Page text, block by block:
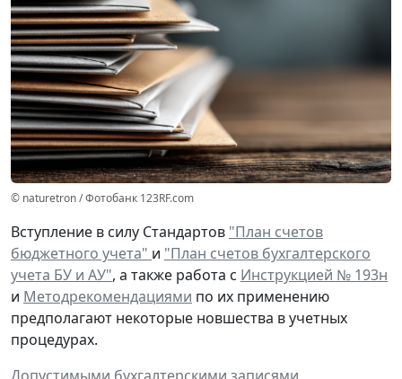
© naturetron / Фотобанк 123RF.com
Вступление в силу Стандартов "План счетов
бюджетного учета" и "План счетов бухгалтерского
учета БУ и АУ", а также работа с Инструкцией № 193н
и Методрекомендациями по их применению
предполагают некоторые новшества в учетных
процедурах.